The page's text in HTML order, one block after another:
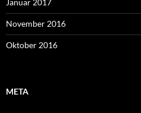
Januar 2017
November 2016
Oktober 2016
META